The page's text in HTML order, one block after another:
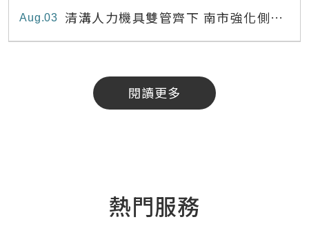
03
Aug
清溝人力機具雙管齊下 南市強化側溝
清疏效能
閱讀更多
熱門服務